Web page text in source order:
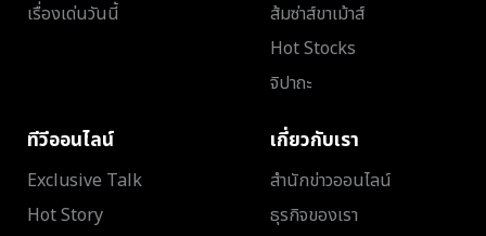
เรื่องเด่นวันนี้
ส้มซ่าส์ขาเม้าส์
Hot Stocks
จิปาถะ
ทีวีออนไลน์
Exclusive Talk
Hot Story
เกี่ยวกับเรา
สำนักข่าวออนไลน์
ธุรกิจของเรา